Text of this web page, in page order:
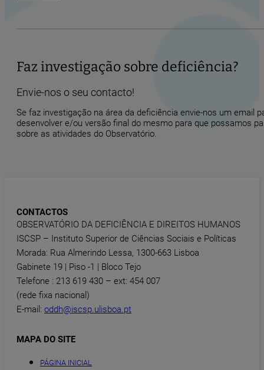
Faz investigação sobre deficiência?
Envie-nos o seu contacto!
Se faz investigação na área da deficiência envie-nos um
desenvolver e/ou versão final do mesmo para que possamos
sobre as atividades do Observatório.
CONTACTOS
OBSERVATÓRIO DA DEFICIÊNCIA E DIREITOS HUMANOS
ISCSP – Instituto Superior de Ciências Sociais e Políticas
Morada: Rua Almerindo Lessa, 1300-663 Lisboa
Gabinete 19 | Piso -1 | Bloco Tejo
Telefone : 213 619 430 – ext: 454 007
(rede fixa nacional)
E-mail: oddh@iscsp.ulisboa.pt
MAPA DO SITE
PÁGINA INICIAL